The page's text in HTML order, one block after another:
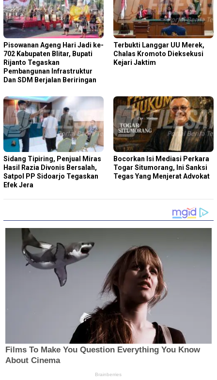
Pisowanan Ageng Hari Jadi ke-
702 Kabupaten Blitar, Bupati
Rijanto Tegaskan
Pembangunan Infrastruktur
Dan SDM Berjalan Beriringan
Terbukti Langgar UU Merek,
Chalas Kromoto Dieksekusi
Kejari Jaktim
Sidang Tipiring, Penjual Miras
Hasil Razia Divonis Bersalah,
Satpol PP Sidoarjo Tegaskan
Efek Jera
Bocorkan Isi Mediasi Perkara
Togar Situmorang, Ini Sanksi
Tegas Yang Menjerat Advokat